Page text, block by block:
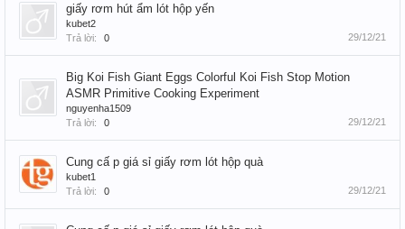
giấy rơm hút ẩm lót hộp yến
kubet2
Trả lời:
0 29/12/21
Big Koi Fish Giant Eggs Colorful Koi Fish Stop Motion
ASMR Primitive Cooking Experiment
nguyenha1509
Trả lời:
0 29/12/21
Cung cấ p giá sỉ giấy rơm lót hộp quà
kubet1
Trả lời:
0 29/12/21